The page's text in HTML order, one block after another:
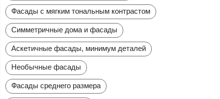
Фасады с мягким тональным контрастом
Симметричные дома и фасады
Аскетичные фасады, минимум деталей
Необычные фасады
Фасады среднего размера